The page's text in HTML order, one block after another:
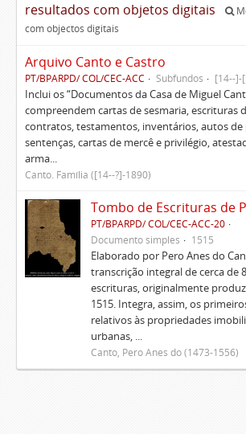
resultados com objetos digitais
com objectos digitais
Arquivo Canto e Castro
PT/BPARPD/ COL/CEC-ACC Subfundos [14--]-
Inclui os “Documentos da Casa de Miguel
compreendem cartas de sesmaria, escrituras
contratos, testamentos, inventários, autos de
sentenças, cartas de mercê e privilégio,
arma...
Canto. Família ([14--?]-1890)
PT/BPARPD/ COL/CEC-ACC-20
Documento simples
1515
Elaborado por Pero Anes do
transcrição integral de cerca de
escrituras, originalmente
1515. Integra, assim, os
relativos às propriedades
urbanas, ...
Canto, Pero Anes do (1473-1556)